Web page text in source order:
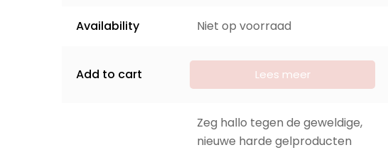
Availability Niet op voorraad
Add to cart Lees meer
Zeg hallo tegen de geweldige,
nieuwe harde gelproducten